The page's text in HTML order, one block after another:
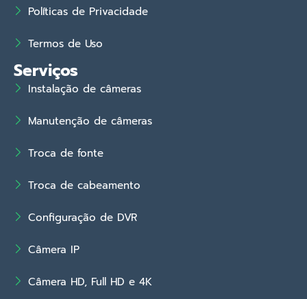
Políticas de Privacidade
Termos de Uso
Serviços
Instalação de câmeras
Manutenção de câmeras
Troca de fonte
Troca de cabeamento
Configuração de DVR
Câmera IP
Câmera HD, Full HD e 4K